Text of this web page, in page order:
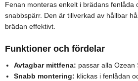
Fenan monteras enkelt i brädans fenlåda
snabbspärr. Den är tillverkad av hållbar
brädan effektivt.
Funktioner och fördelar
Avtagbar mittfena: passar alla Ozean
Snabb montering: klickas i fenlådan